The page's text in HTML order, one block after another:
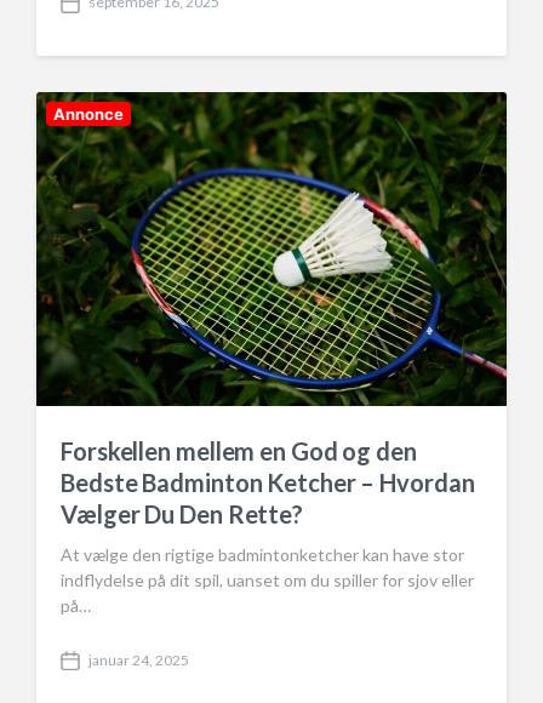
P
s
d
a
t
e
Annonce
Forskellen mellem en God og den
Bedste Badminton Ketcher – Hvordan
Vælger Du Den Rette?
At vælge den rigtige badmintonketcher kan have stor
indflydelse på dit spil, uanset om du spiller for sjov eller
på…
P
januar 24, 2025